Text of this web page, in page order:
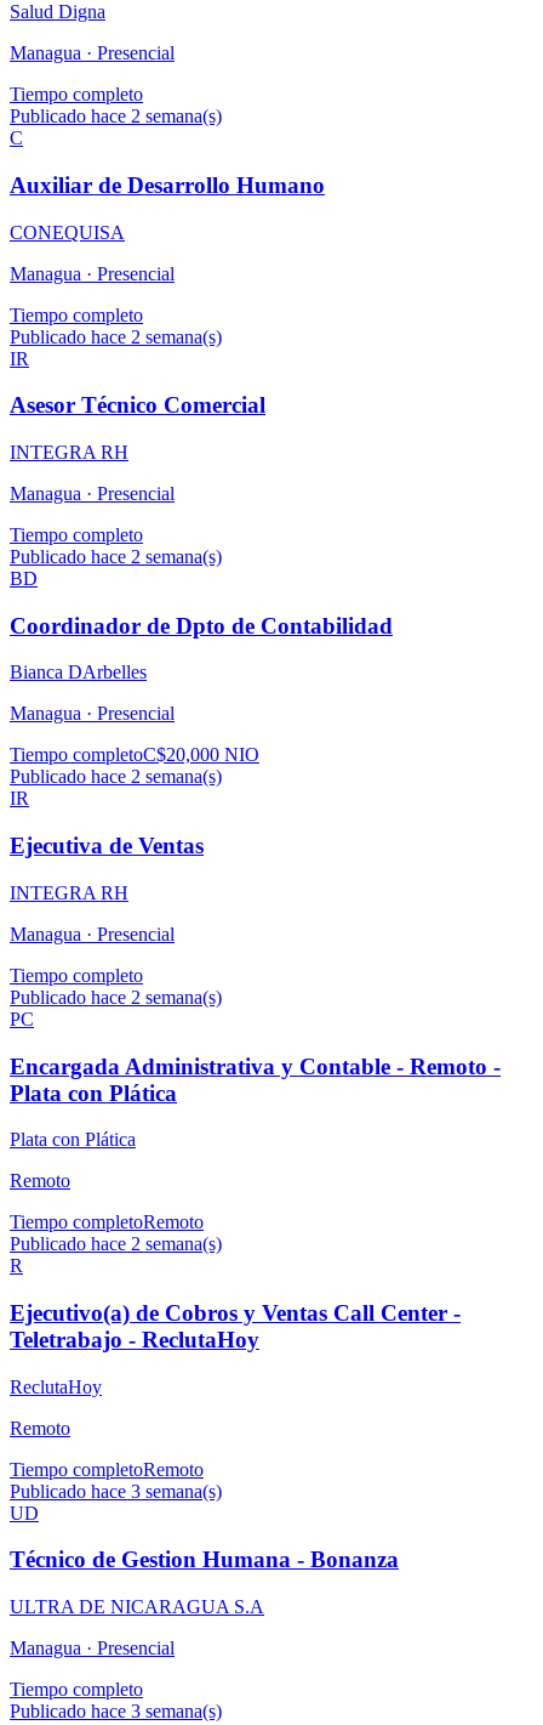
Salud Digna
Managua · Presencial
Tiempo completo
Publicado hace 2 semana(s)
C
Auxiliar de Desarrollo Humano
CONEQUISA
Managua · Presencial
Tiempo completo
Publicado hace 2 semana(s)
IR
Asesor Técnico Comercial
INTEGRA RH
Managua · Presencial
Tiempo completo
Publicado hace 2 semana(s)
BD
Coordinador de Dpto de Contabilidad
Bianca DArbelles
Managua · Presencial
Tiempo completoC$20,000 NIO
Publicado hace 2 semana(s)
IR
Ejecutiva de Ventas
INTEGRA RH
Managua · Presencial
Tiempo completo
Publicado hace 2 semana(s)
PC
Encargada Administrativa y Contable - Remoto -
Plata con Plática
Plata con Plática
Remoto
Tiempo completoRemoto
Publicado hace 2 semana(s)
R
Ejecutivo(a) de Cobros y Ventas Call Center -
Teletrabajo - ReclutaHoy
ReclutaHoy
Remoto
Tiempo completoRemoto
Publicado hace 3 semana(s)
UD
Técnico de Gestion Humana - Bonanza
ULTRA DE NICARAGUA S.A
Managua · Presencial
Tiempo completo
Publicado hace 3 semana(s)